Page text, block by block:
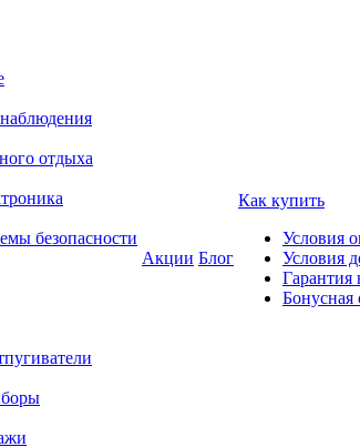
отдыха
безопасности
Акции Блог
Как купить
Условия
Условия
Гарантия
Бонусная